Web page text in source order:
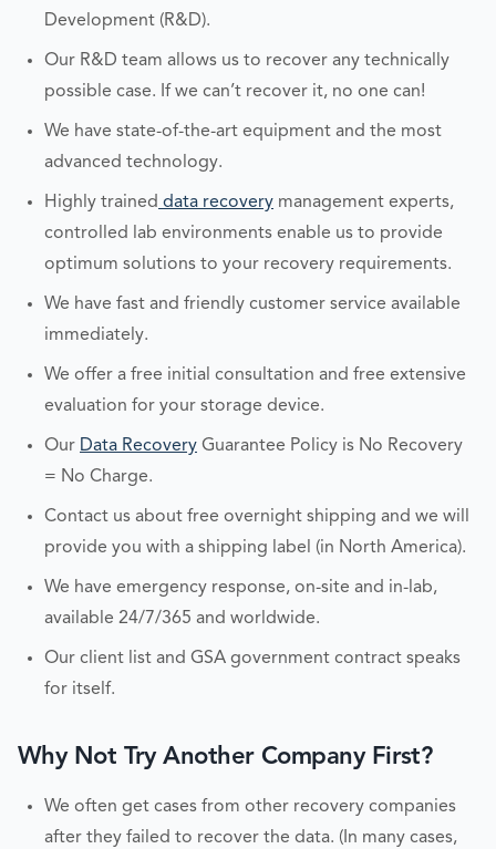
Development (R&D).
Our R&D team allows us to recover any technically
possible case. If we can’t recover it, no one can!
We have state-of-the-art equipment and the most
advanced technology.
Highly trained data recovery management experts,
controlled lab environments enable us to provide
optimum solutions to your recovery requirements.
We have fast and friendly customer service available
immediately.
We offer a free initial consultation and free extensive
evaluation for your storage device.
Our Data Recovery Guarantee Policy is No Recovery
= No Charge.
Contact us about free overnight shipping and we will
provide you with a shipping label (in North America).
We have emergency response, on-site and in-lab,
available 24/7/365 and worldwide.
Our client list and GSA government contract speaks
for itself.
Why Not Try Another Company First?
We often get cases from other recovery companies
after they failed to recover the data. (In many cases,